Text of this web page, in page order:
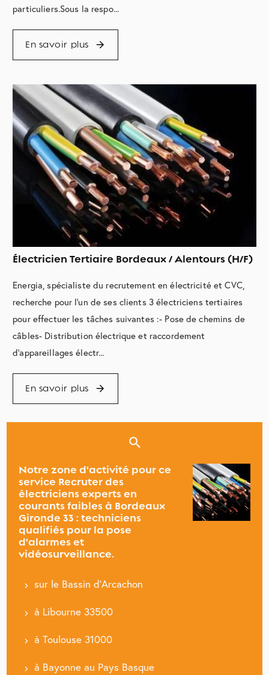
particuliers.Sous la respo...
En savoir plus
Électricien Tertiaire Bordeaux / Alentours (H/F)
Energia, spécialiste du recrutement en électricité et CVC,
recherche pour l'un de ses clients 3 électriciens tertiaires
pour effectuer les tâches suivantes :- Pose de chemins de
câbles- Distribution électrique et raccordement
d'appareillages électr...
En savoir plus
Notre zone d'activité pour ce
service Recruter des
électriciens experts en
courants faibles à Bordeaux
Gironde 33 : techniciens
qualifiés pour la pose
d'alarmes et
vidéosurveillance.
sur le Bassin d'Arcachon
à Libourne 33500
à Toulouse 31000
à Bayonne au Pays Basque